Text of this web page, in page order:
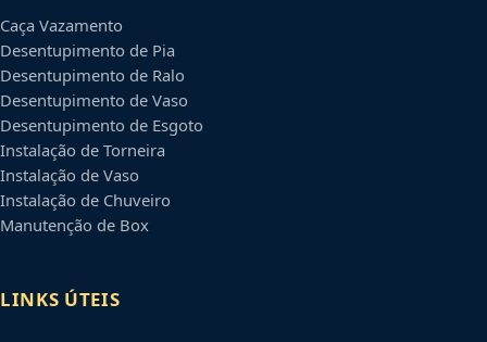
Caça Vazamento
Desentupimento de Pia
Desentupimento de Ralo
Desentupimento de Vaso
Desentupimento de Esgoto
Instalação de Torneira
Instalação de Vaso
Instalação de Chuveiro
Manutenção de Box
LINKS ÚTEIS